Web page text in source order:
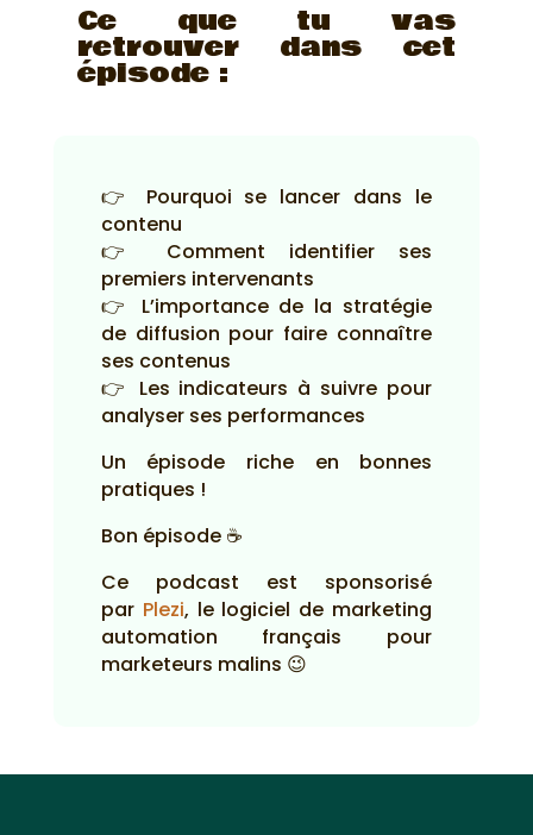
Ce que tu vas
retrouver dans cet
épisode :
👉 Pourquoi se lancer dans le
contenu
👉 Comment identifier ses
premiers intervenants
👉 L’importance de la stratégie
de diffusion pour faire connaître
ses contenus
👉 Les indicateurs à suivre pour
analyser ses performances
Un épisode riche en bonnes
pratiques !
Bon épisode ☕
Ce podcast est sponsorisé
par Plezi, le logiciel de marketing
automation français pour
marketeurs malins 😉